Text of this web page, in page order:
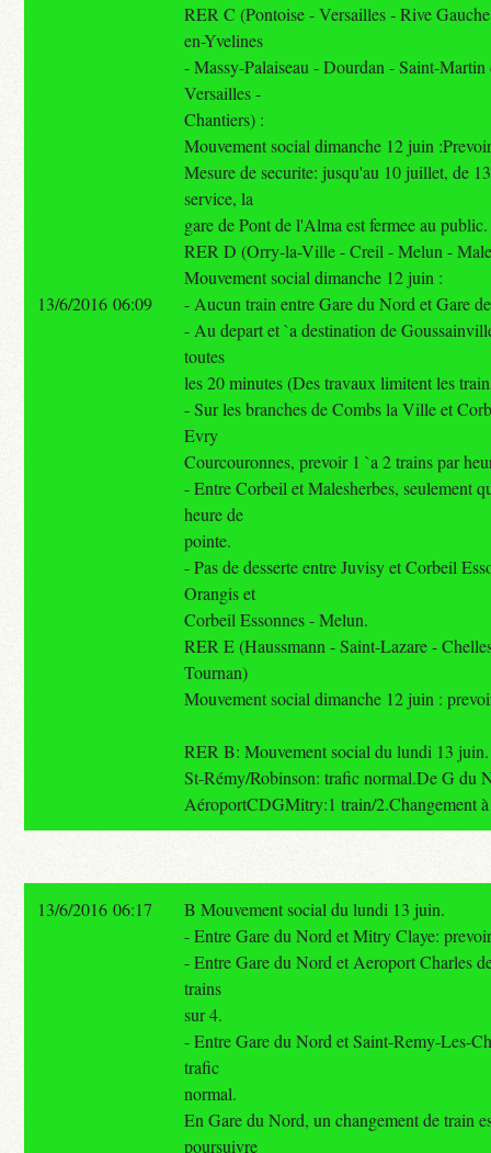
RER C (Pontoise - Versailles - Rive
en-Yvelines
- Massy-Palaiseau - Dourdan - Saint-Martin
Versailles -
Chantiers) :
Mouvement social dimanche 12 juin
Mesure de securite: jusqu'au 10 juillet, de
service, la
gare de Pont de l'Alma est fermee au public.
RER D (Orry-la-Ville - Creil - Melun -
Mouvement social dimanche 12 juin :
- Aucun train entre Gare du Nord et Gare
- Au depart et `a destination de
toutes
les 20 minutes (Des travaux limitent les
- Sur les branches de Combs la Ville et
Evry
Courcouronnes, prevoir 1 `a 2 trains par
- Entre Corbeil et Malesherbes, seulement
heure de
pointe.
- Pas de desserte entre Juvisy et Corbeil
Orangis et
Corbeil Essonnes - Melun.
RER E (Haussmann - Saint-Lazare -
Tournan)
Mouvement social dimanche 12 juin :
RER B: Mouvement social du lundi 13
St-Rémy/Robinson: trafic normal.De G du
AéroportCDGMitry:1 train/2.Changement
13/6/2016 06:09
13/6/2016 06:17
B Mouvement social du lundi 13 juin.
- Entre Gare du Nord et Mitry Claye:
- Entre Gare du Nord et Aeroport Charles
trains
sur 4.
- Entre Gare du Nord et Saint-Remy-Les-
trafic
normal.
En Gare du Nord, un changement de train
poursuivre